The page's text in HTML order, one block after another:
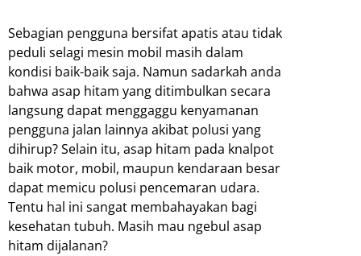
Sebagian pengguna bersifat apatis atau tidak
peduli selagi mesin mobil masih dalam
kondisi baik-baik saja. Namun sadarkah anda
bahwa asap hitam yang ditimbulkan secara
langsung dapat menggaggu kenyamanan
pengguna jalan lainnya akibat polusi yang
dihirup? Selain itu, asap hitam pada knalpot
baik motor, mobil, maupun kendaraan besar
dapat memicu polusi pencemaran udara.
Tentu hal ini sangat membahayakan bagi
kesehatan tubuh. Masih mau ngebul asap
hitam dijalanan?